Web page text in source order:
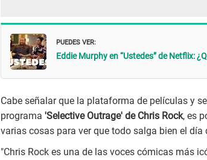
PUEDES VER:
Eddie Murphy en “Ustedes” de Netflix:
Cabe señalar que la plataforma de películas y
programa 'Selective Outrage' de Chris Rock, es
varias cosas para ver que todo salga bien el
"Chris Rock es una de las voces cómicas más